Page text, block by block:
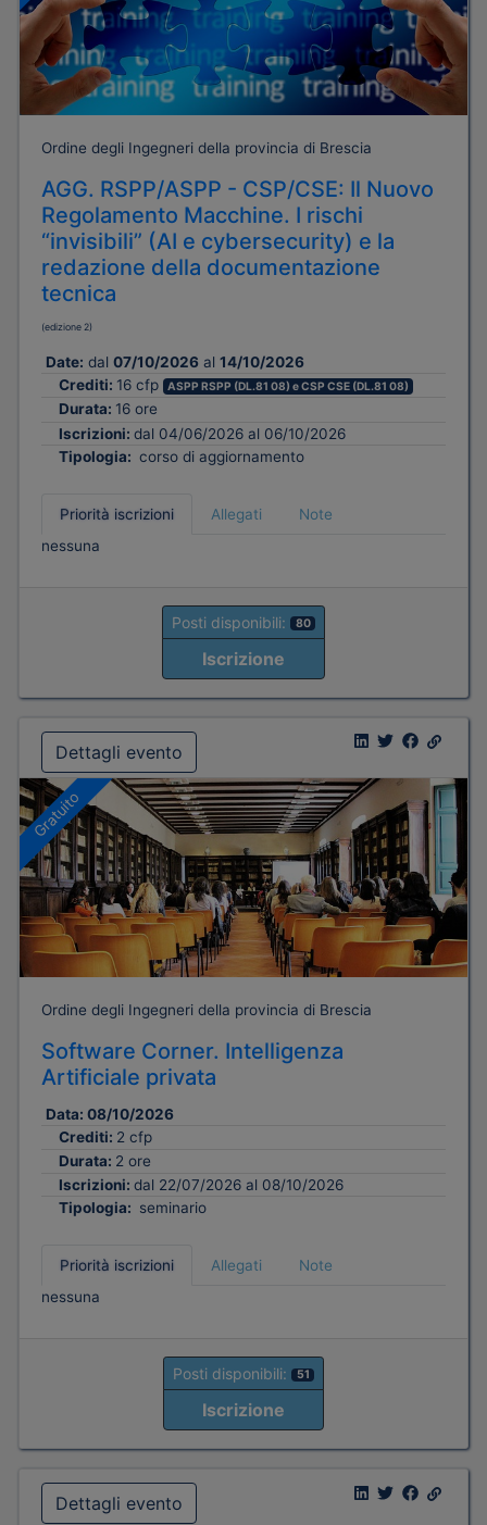
Ordine degli Ingegneri della provincia di Brescia
AGG. RSPP/ASPP - CSP/CSE: Il Nuovo
Regolamento Macchine. I rischi
“invisibili” (AI e cybersecurity) e la
redazione della documentazione
tecnica
(edizione 2)
Date: dal 07/10/2026 al 14/10/2026
Crediti: 16 cfp ASPP RSPP (DL.81 08) e CSP CSE (DL.81 08)
Durata: 16 ore
Iscrizioni: dal 04/06/2026 al 06/10/2026
Tipologia: corso di aggiornamento
Priorità iscrizioni Allegati
Note
nessuna
Posti disponibili: 80
Iscrizione
Dettagli evento
Gratuito
Ordine degli Ingegneri della provincia di Brescia
Software Corner. Intelligenza
Artificiale privata
Data: 08/10/2026
Crediti: 2 cfp
Durata: 2 ore
Iscrizioni: dal 22/07/2026 al 08/10/2026
Tipologia: seminario
Priorità iscrizioni Allegati
Note
nessuna
Posti disponibili: 51
Iscrizione
Dettagli evento